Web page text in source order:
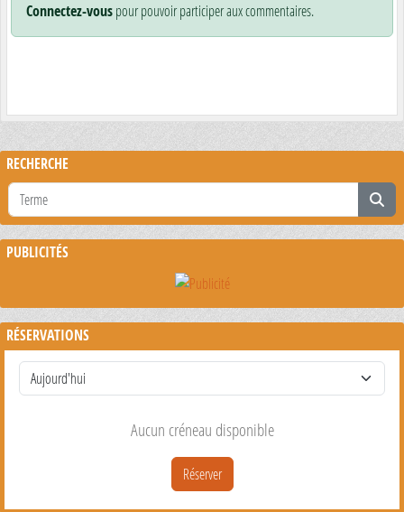
Connectez-vouspour pouvoir participer aux commentaires.
RECHERCHE
PUBLICITÉS
RÉSERVATIONS
Aucun créneau disponible
Réserver